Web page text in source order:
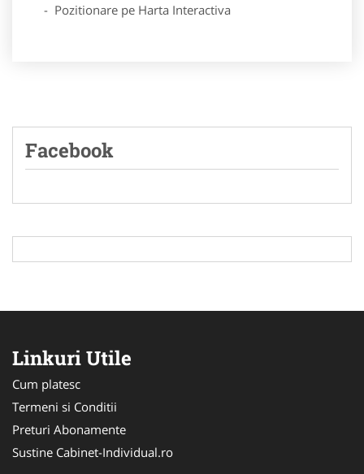
- Pozitionare pe Harta Interactiva
Facebook
Linkuri Utile
Cum platesc
Termeni si Conditii
Preturi Abonamente
Sustine Cabinet-Individual.ro